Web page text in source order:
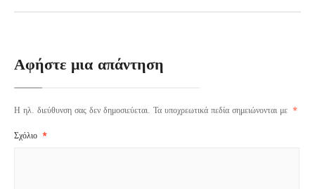
Αφήστε μια απάντηση
Η ηλ. διεύθυνση σας δεν δημοσιεύεται. Τα υποχρεωτικά πεδία σημειώνονται με *
Σχόλιο *